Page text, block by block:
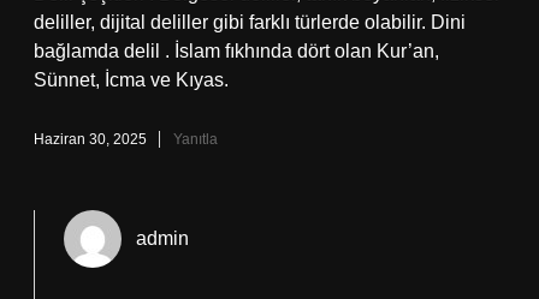
deliller, dijital deliller gibi farklı türlerde olabilir. Dini
bağlamda delil . İslam fıkhında dört olan Kur’an,
Sünnet, İcma ve Kıyas.
Haziran 30, 2025 Yanıtla
admin